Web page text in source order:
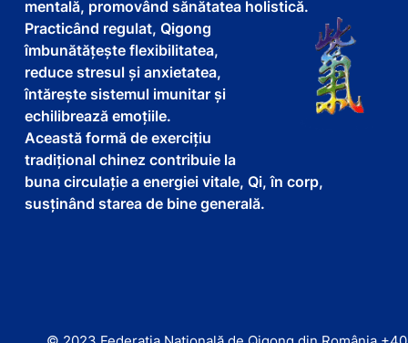
mentală, promovând sănătatea holistică.
Practicând regulat, Qigong
îmbunătățește flexibilitatea,
reduce stresul și anxietatea,
întărește sistemul imunitar și
echilibrează emoțiile.
Această formă de exercițiu
tradițional chinez contribuie la
buna circulație a energiei vitale, Qi, în corp,
susținând starea de bine generală.